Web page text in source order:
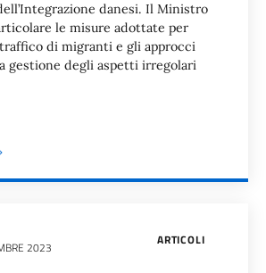
danesi. Il Ministro
le misure adottate per
di migranti e gli approcci
gestione degli aspetti irregolari
ARTICOLI
2023